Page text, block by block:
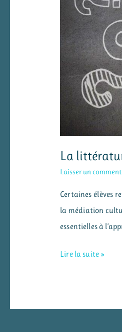
La
Laisser un
Certaines élèves
la médiation
essentielles à
La
Lire la suite »